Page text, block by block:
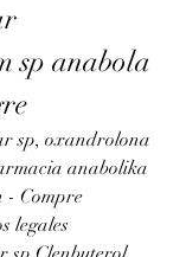
sp anabola
anabolika
- Compre
legales